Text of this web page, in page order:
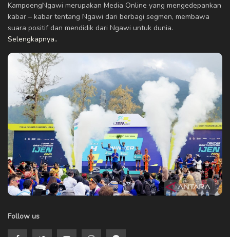
KampoengNgawi merupakan Media Online yang mengedepankan
kabar – kabar tentang Ngawi dari berbagi segmen, membawa
suara positif dan mendidik dari Ngawi untuk dunia.
Selengkapnya..
Follow us